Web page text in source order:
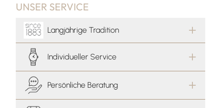
UNSER SERVICE
Langjährige Tradition
Individueller Service
Persönliche Beratung